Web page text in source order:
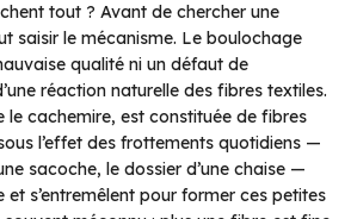
tout ? Avant de chercher une
saisir le mécanisme. Le boulochage
qualité ni un défaut de
réaction naturelle des fibres textiles.
le cachemire, est constituée de fibres
l’effet des frottements quotidiens —
sacoche, le dossier d’une chaise —
s’entremêlent pour former ces petites